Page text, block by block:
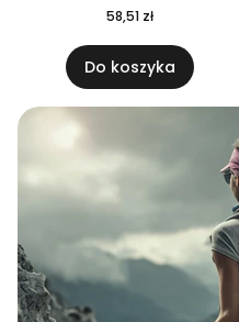
58,51 zł
Do koszyka